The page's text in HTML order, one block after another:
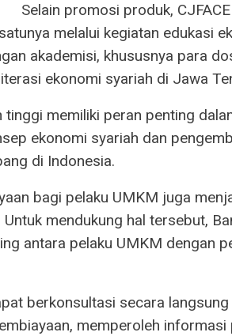
Selain promosi produk,
melalui kegiatan edukasi
akademisi, khususnya para
ekonomi syariah di Jawa
memiliki peran penting
ekonomi syariah dan
di Indonesia.
bagi pelaku UMKM juga
mendukung hal tersebut,
antara pelaku UMKM dengan
berkonsultasi secara langsung
memperoleh informasi